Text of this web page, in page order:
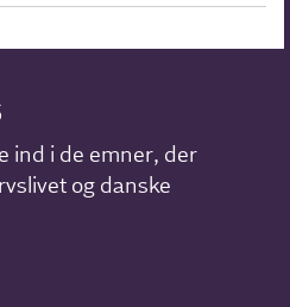
ind i de emner, der
og danske